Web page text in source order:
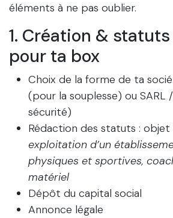
éléments à ne pas oublier.
1. Création &
pour ta box
Choix de la forme de ta
(pour la souplesse) ou SARL
sécurité)
Rédaction des statuts : objet
exploitation d’un
physiques et sportives,
matériel
Dépôt du capital social
Annonce légale